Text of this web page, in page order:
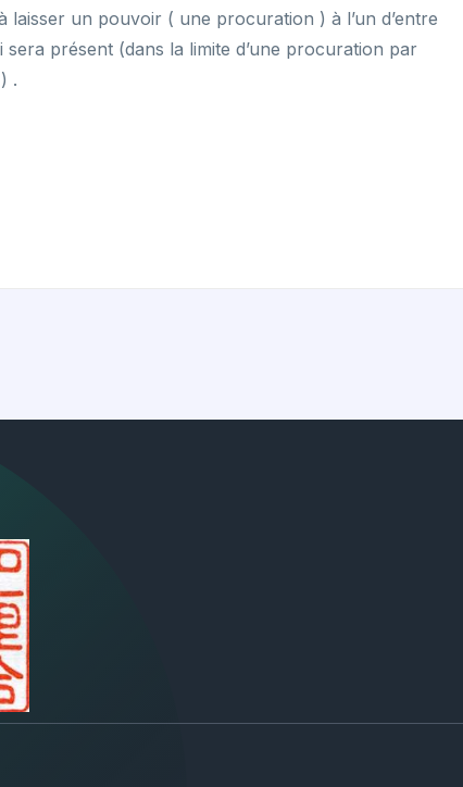
laisser un pouvoir ( une procuration ) à l’un d’entre
sera présent (dans la limite d’une procuration par
.